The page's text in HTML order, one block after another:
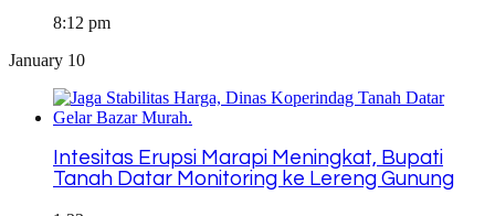
8:12 pm
January 10
Intesitas Erupsi Marapi Meningkat, Bupati
Tanah Datar Monitoring ke Lereng Gunung